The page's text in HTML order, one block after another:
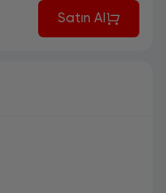
Satın Al